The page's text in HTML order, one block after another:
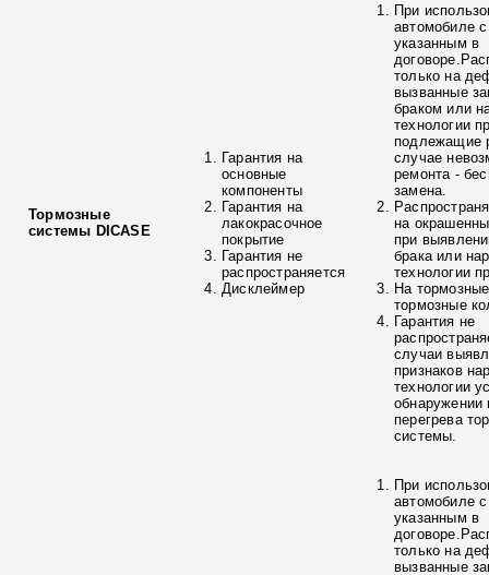
Тормозные
системы DICASE
Гарантия на
основные
компоненты
Гарантия на
лакокрасочное
покрытие
Гарантия не
распространяется
Дисклеймер
При
автомобиле
указанным в
только на
вызванные
браком или
технологии
подлежащие
случае
ремонта -
замена.
на
при
брака или
технологии
На
тормозные
Гарантия не
случаи
признаков
технологии
обнаружении
перегрева
системы.
При
автомобиле
указанным в
только на
вызванные